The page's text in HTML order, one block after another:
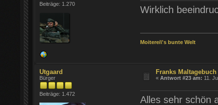
Beiträge: 1.270
Wirklich
Moiterei\'s bunte Welt
Utgaard
Bürger
Beiträge: 1.472
Franks
«Antwort #23 am: 11.
Alles sehr schön